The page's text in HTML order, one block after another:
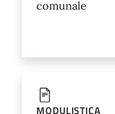
comunale
MODULISTICA